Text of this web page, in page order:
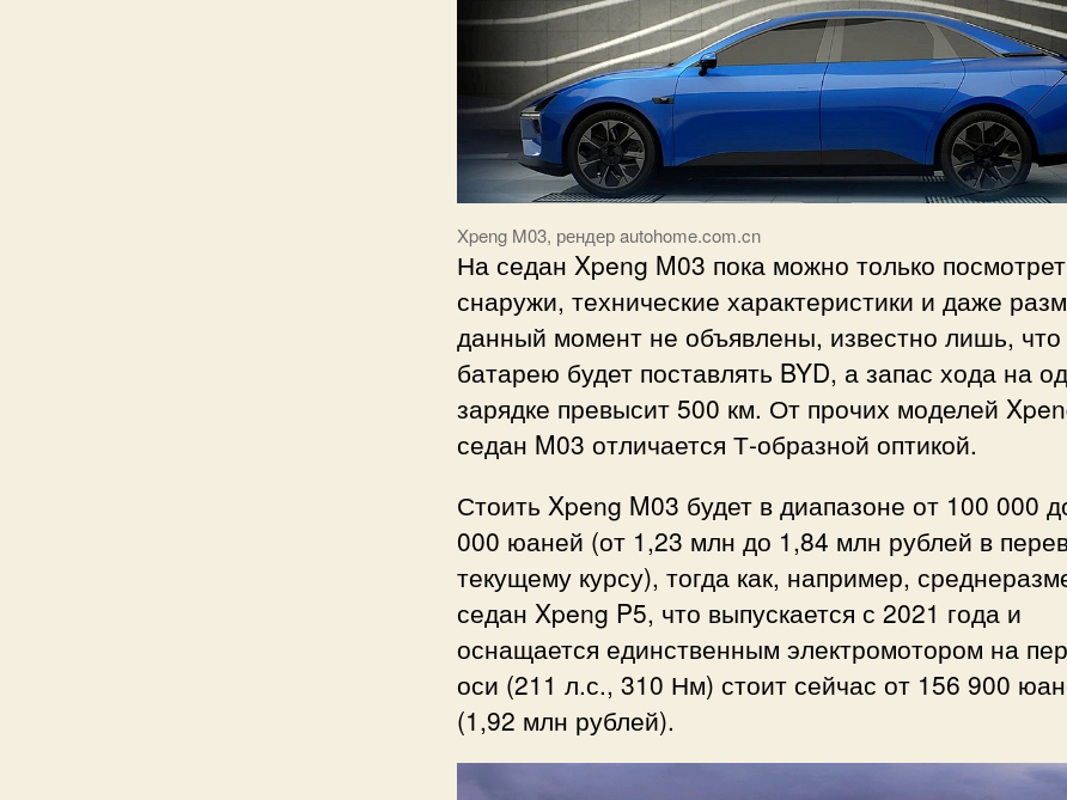
Xpeng M03, рендер autohome.com.cn
На седан Xpeng M03 пока можно только
снаружи, технические характеристики и даже
данный момент не объявлены, известно лишь, что
батарею будет поставлять BYD, а запас хода на
зарядке превысит 500 км. От прочих моделей
седан M03 отличается Т-образной оптикой.
Стоить Xpeng M03 будет в диапазоне от 100 000
000 юаней (от 1,23 млн до 1,84 млн рублей в
текущему курсу), тогда как, например,
седан Xpeng P5, что выпускается с 2021 года и
оснащается единственным электромотором на
оси (211 л.с., 310 Нм) стоит сейчас от 156 900
(1,92 млн рублей).